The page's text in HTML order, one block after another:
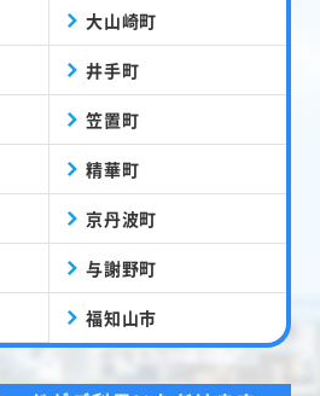
大山崎町
井手町
笠置町
精華町
京丹波町
与謝野町
福知山市